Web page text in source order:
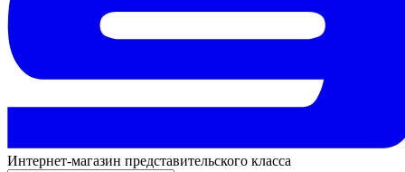
Интернет-магазин представительского класса